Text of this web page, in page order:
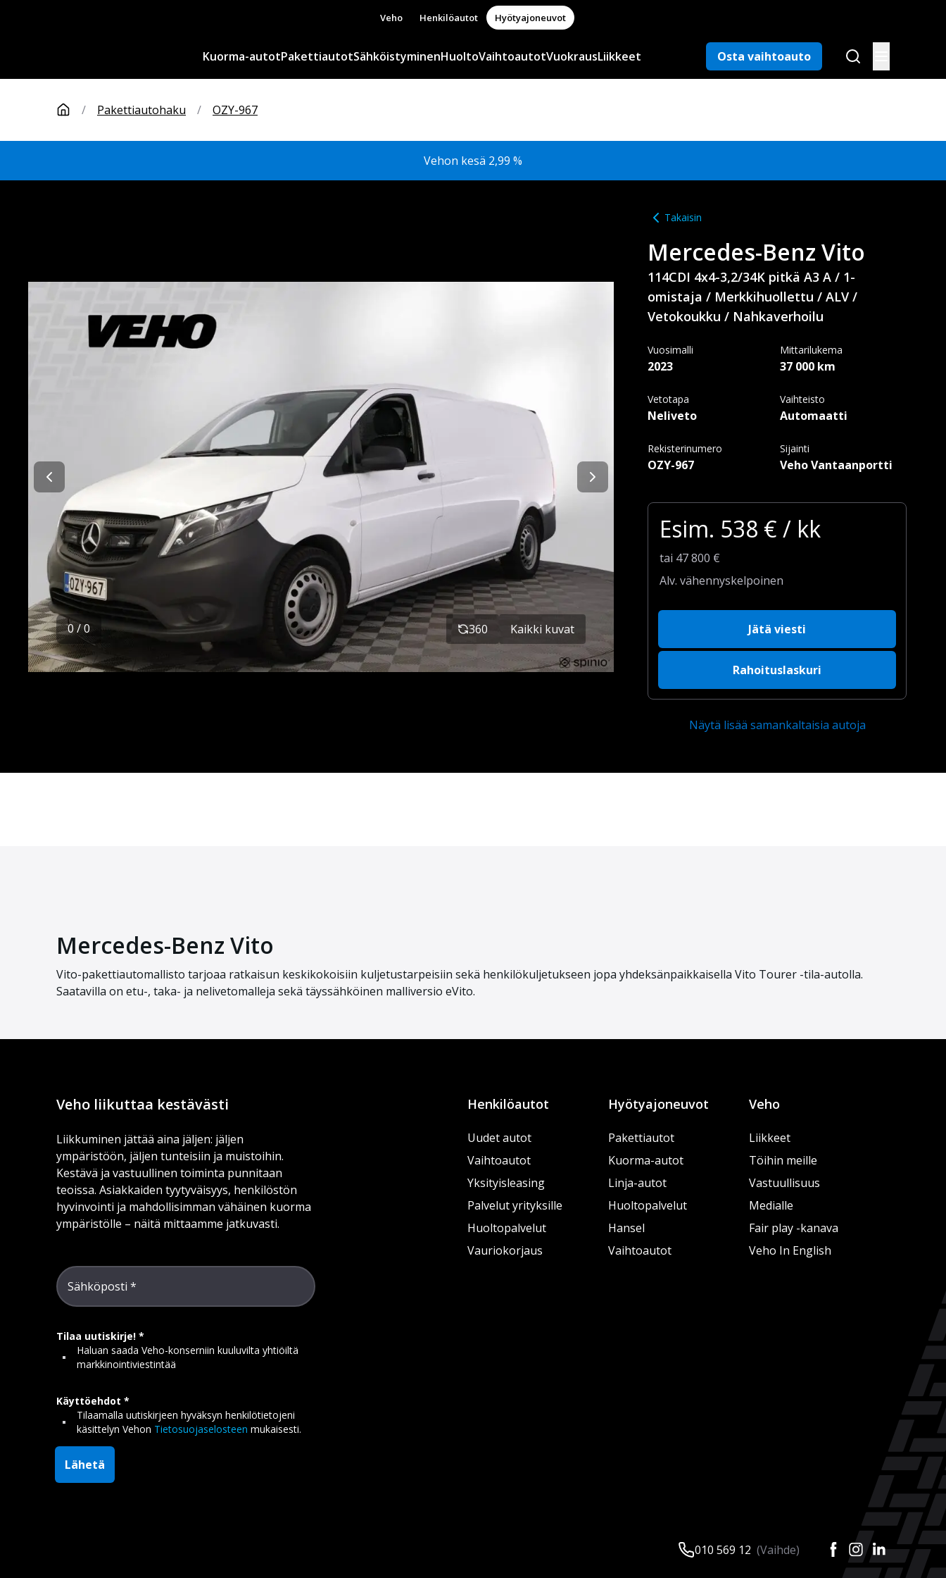
Veho Henkilöautot Hyötyajoneuvot
Kuorma-autotPakettiautotSähköistyminenHuoltoVaihtoautotVuokrausLiikkeet Osta vaihtoauto
/ Pakettiautohaku / OZY-967
Vehon kesä 2,99 %
0/0 360 Kaikki kuvat
Takaisin
Mercedes-Benz Vito
114CDI 4x4-3,2/34K pitkä A3 A / 1-
omistaja / Merkkihuollettu / ALV /
Vetokoukku / Nahkaverhoilu
Vuosimalli
2023
Mittarilukema
37 000 km
Vetotapa
Neliveto
Vaihteisto
Automaatti
Rekisterinumero
OZY-967
Sijainti
Veho Vantaanportti
Esim. 538 € / kk
tai 47 800 €
Alv. vähennyskelpoinen
Jätä viesti
Rahoituslaskuri
Näytä lisää samankaltaisia autoja
Mercedes-Benz Vito
Vito-pakettiautomallisto tarjoaa ratkaisun keskikokoisiin kuljetustarpeisiin sekä henkilökuljetukseen jopa yhdeksänpaikkaisella Vito Tourer -tila-autolla.
Saatavilla on etu-, taka- ja nelivetomalleja sekä täyssähköinen malliversio eVito.
Veho liikuttaa kestävästi
Liikkuminen jättää aina jäljen: jäljen
ympäristöön, jäljen tunteisiin ja muistoihin.
Kestävä ja vastuullinen toiminta punnitaan
teoissa. Asiakkaiden tyytyväisyys, henkilöstön
hyvinvointi ja mahdollisimman vähäinen kuorma
ympäristölle – näitä mittaamme jatkuvasti.
Sähköposti
Tilaa uutiskirje!
Haluan saada Veho-konserniin kuuluvilta yhtiöiltä
markkinointiviestintää
Käyttöehdot
Tilaamalla uutiskirjeen hyväksyn henkilötietojeni
käsittelyn Vehon Tietosuojaselosteen mukaisesti.
Lähetä
Henkilöautot
Uudet autot
Vaihtoautot
Yksityisleasing
Palvelut yrityksille
Huoltopalvelut
Vauriokorjaus
Hyötyajoneuvot
Pakettiautot
Kuorma-autot
Linja-autot
Huoltopalvelut
Hansel
Vaihtoautot
Veho
Liikkeet
Töihin meille
Vastuullisuus
Medialle
Fair play -kanava
Veho In English
010 569 12 (Vaihde)